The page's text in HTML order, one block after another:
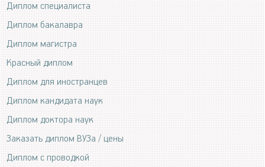
Диплом специалиста
Диплом бакалавра
Диплом магистра
Красный диплом
Диплом для иностранцев
Диплом кандидата наук
Диплом доктора наук
Заказать диплом ВУЗа / цены
Диплом с проводкой